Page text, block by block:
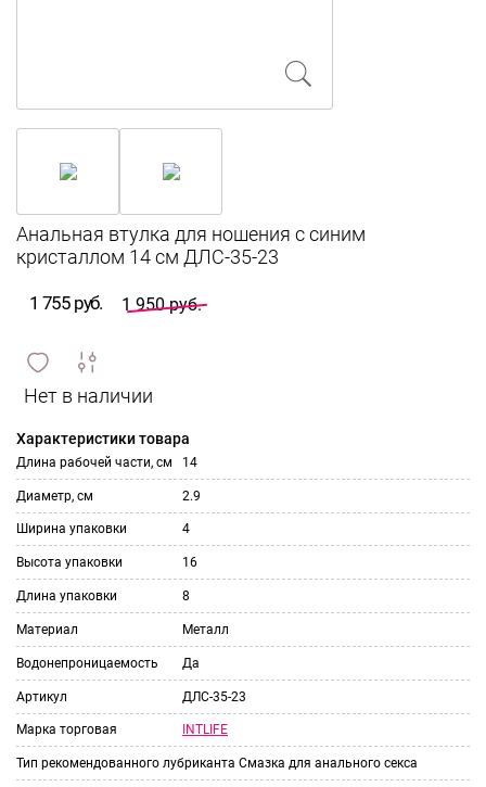
1 755 руб. 1 950 руб.
и
сравнить
ИЗБРАННОЕ
Характеристики товара
Длина рабочей части, см 14
Диаметр, см 2.9
Ширина упаковки 4
Высота упаковки 16
Длина упаковки 8
Материал Металл
Водонепроницаемость Да
Артикул ДЛС-35-23
Марка торговая INTLIFE
Тип рекомендованного лубриканта Смазка для анального секса